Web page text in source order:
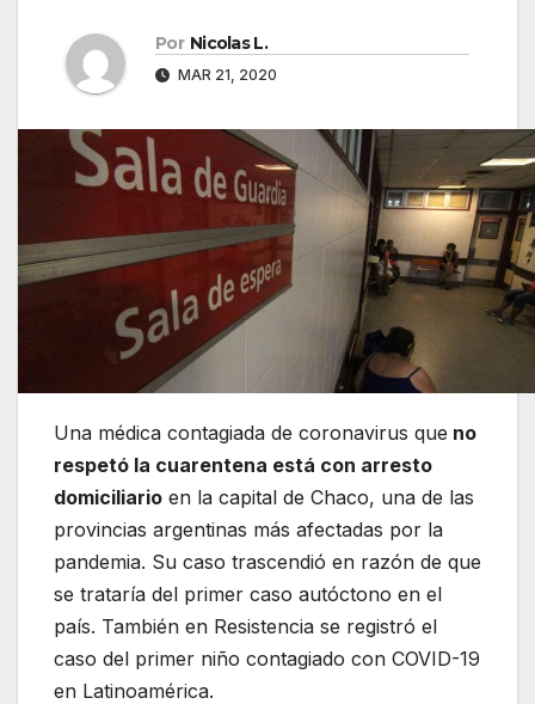
Por Nicolas L.
MAR 21, 2020
Una médica contagiada de coronavirus que no
respetó la cuarentena está con arresto
domiciliario en la capital de Chaco, una de las
provincias argentinas más afectadas por la
pandemia. Su caso trascendió en razón de que
se trataría del primer caso autóctono en el
país. También en Resistencia se registró el
caso del primer niño contagiado con COVID-19
en Latinoamérica.